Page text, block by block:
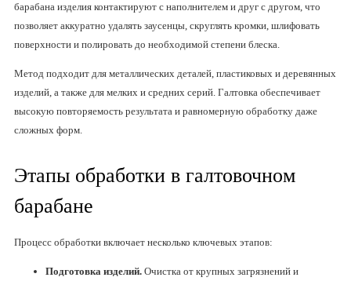
барабана изделия контактируют с наполнителем и друг с другом, что
позволяет аккуратно удалять заусенцы, скруглять кромки, шлифовать
поверхности и полировать до необходимой степени блеска.
Метод подходит для металлических деталей, пластиковых и деревянных
изделий, а также для мелких и средних серий. Галтовка обеспечивает
высокую повторяемость результата и равномерную обработку даже
сложных форм.
Этапы обработки в галтовочном
барабане
Процесс обработки включает несколько ключевых этапов:
Подготовка изделий. Очистка от крупных загрязнений и